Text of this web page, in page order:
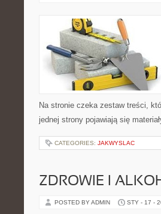
Na stronie czeka zestaw treści,
jednej strony pojawiają się
CATEGORIES: JAKWYSLAC
ZDROWIE I
POSTED BY ADMIN STY - 17 -